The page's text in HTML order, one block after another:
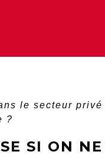
le secteur privé
?
SI ON